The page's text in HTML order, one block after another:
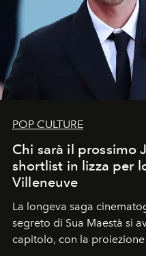
POP CULTURE
Chi sarà il prossimo
shortlist in lizza per
Villeneuve
La longeva saga
segreto di Sua Maestà si
capitolo, con la